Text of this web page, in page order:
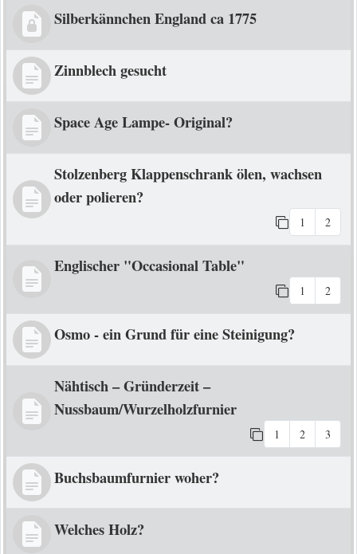
Silberkännchen England ca 1775
Zinnblech gesucht
Space Age Lampe- Original?
Stolzenberg Klappenschrank ölen, wachsen
oder polieren?
1 2
Englischer "Occasional Table"
1 2
Osmo - ein Grund für eine Steinigung?
Nähtisch – Gründerzeit –
Nussbaum/Wurzelholzfurnier
1 2 3
Buchsbaumfurnier woher?
Welches Holz?